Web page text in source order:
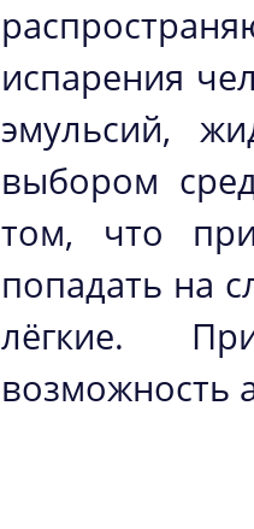
испарения
эмульсий,
выбором
том, что
попадать на
лёгкие.
возможность